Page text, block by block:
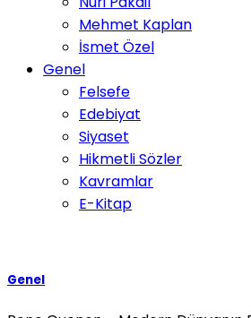
Mehmet Kaplan
İsmet Özel
Genel
Felsefe
Edebiyat
Siyaset
Hikmetli Sözler
Kavramlar
E-Kitap
Genel